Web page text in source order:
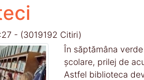
- (3019192 Citiri)
În săptămâna
școlare, prilej de
Astfel biblioteca